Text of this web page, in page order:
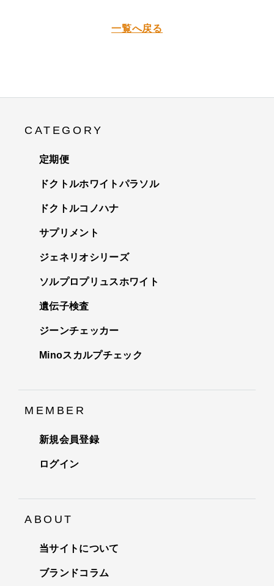
一覧へ戻る
CATEGORY
定期便
ドクトルホワイトパラソル
ドクトルコノハナ
サプリメント
ジェネリオシリーズ
ソルプロプリュスホワイト
遺伝子検査
ジーンチェッカー
Minoスカルプチェック
MEMBER
新規会員登録
ログイン
ABOUT
当サイトについて
ブランドコラム